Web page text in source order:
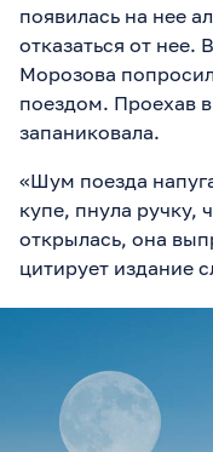
появилась на нее
отказаться от нее.
Морозова
поездом. Проехав
запаниковала.
«Шум поезда
купе, пнула ручку,
открылась, она
цитирует издание